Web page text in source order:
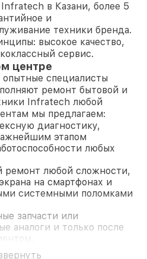
в Казани, более 5
и
техники бренда.
высокое качество,
сервис.
центре
специалисты
ремонт бытовой и
Infratech любой
мы предлагаем:
диагностику,
этапом
любых
ремонт любой сложности,
на смартфонах и
системными поломками
запчасти или
аналоги и только после
комплектующие